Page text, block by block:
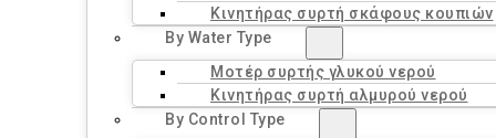
Κινητήρας συρτή σκάφους κουπιών
By Water Type
Μοτέρ συρτής γλυκού νερού
Κινητήρας συρτή αλμυρού νερού
By Control Type